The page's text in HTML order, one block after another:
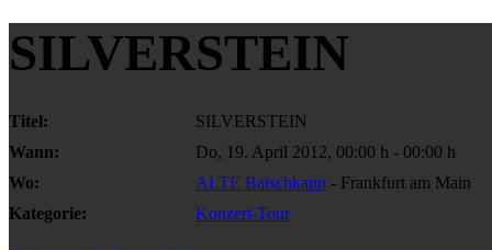
SILVERSTEIN
Titel:
SILVERSTEIN
Wann:
Do, 19. April 2012, 00:00 h - 00:00 h
Wo:
ALTE Batschkapp - Frankfurt am Main
Kategorie:
Konzert-Tour